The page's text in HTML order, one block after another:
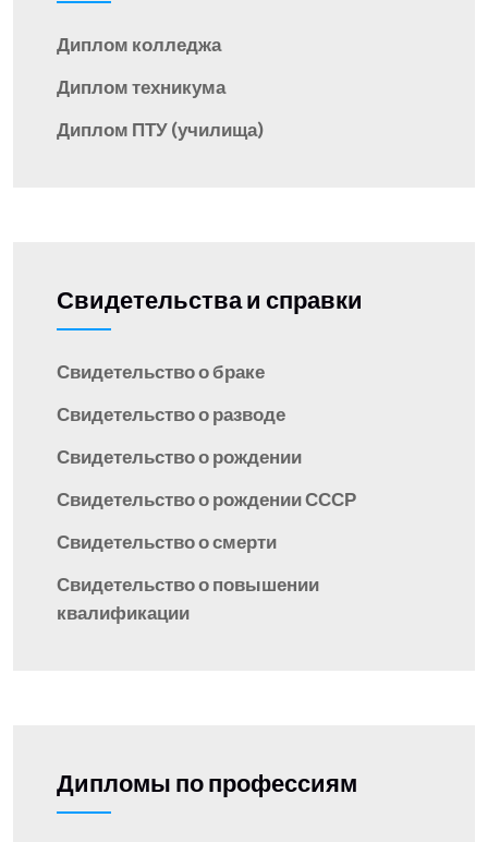
Диплом колледжа
Диплом техникума
Диплом ПТУ (училища)
Свидетельства и справки
Свидетельство о браке
Свидетельство о разводе
Свидетельство о рождении
Свидетельство о рождении СССР
Свидетельство о смерти
Свидетельство о повышении
квалификации
Дипломы по профессиям